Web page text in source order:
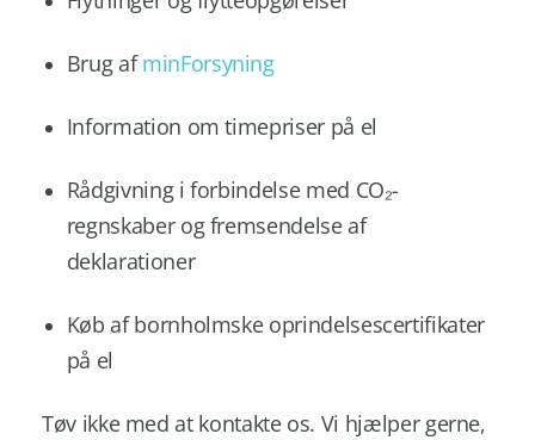
Brug afminForsyning
Information om timepriser på el
Rådgivning i forbindelse med CO₂-
regnskaber og fremsendelse af
deklarationer
Køb af bornholmske oprindelsescertifikater
på el
Tøv ikke med at kontakte os. Vi hjælper gerne,